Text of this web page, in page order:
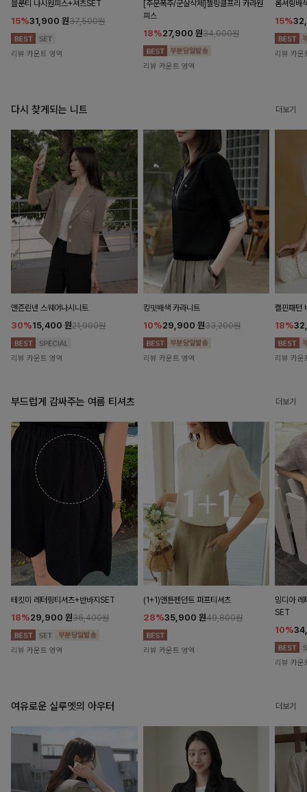
블룬티 나시원피스+셔츠SET
15%31,900 원37,500원
리뷰 카운트 영역
[주문폭주/군살삭제]젤링클프리 카라원
피스
18%27,900 원34,000원
리뷰 카운트 영역
롬셔링배
15%
리뷰 카운
다시 찾게되는 니트 더보기
앤즌린넨 스퀘어나시니트
30%15,400 원21,900원
리뷰 카운트 영역
킹밋배색 카라니트
10%29,900 원33,200원
리뷰 카운트 영역
캘핀패턴
18%
리뷰 카운
부드럽게 감싸주는 여름 티셔츠 더보기
테킷미 레터링티셔츠+반바지SET
18%29,900 원36,400원
리뷰 카운트 영역
(1+1)앤튼펜던트 퍼프티셔츠
28%35,900 원49,800원
리뷰 카운트 영역
밍디아 레
SET
10%
리뷰 카운
여유로운 실루엣의 아우터 더보기